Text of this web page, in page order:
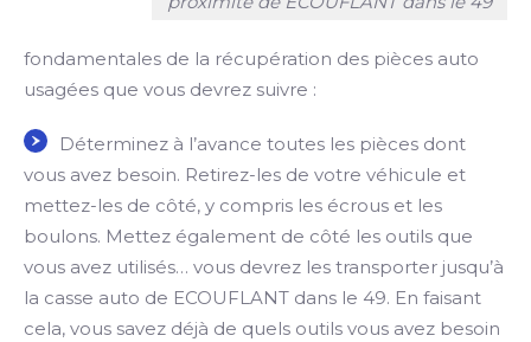
fondamentales de la récupération des pièces auto
usagées que vous devrez suivre :
Déterminez à l’avance toutes les pièces dont
vous avez besoin. Retirez-les de votre véhicule et
mettez-les de côté, y compris les écrous et les
boulons. Mettez également de côté les outils que
vous avez utilisés… vous devrez les transporter jusqu’à
la casse auto de ECOUFLANT dans le 49. En faisant
cela, vous savez déjà de quels outils vous avez besoin